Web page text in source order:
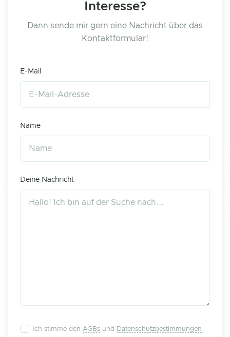
Interesse?
Dann sende mir gern eine Nachricht über das
Kontaktformular!
E-Mail
Name
Deine Nachricht
Ich stimme den AGBs und Datenschutzbestimmungen